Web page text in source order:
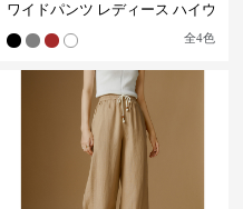
ワイドパンツ レディース ハイウ
全4色